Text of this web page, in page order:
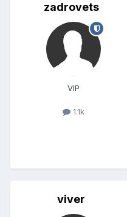
zadrovets
VIP
1.1k
viver